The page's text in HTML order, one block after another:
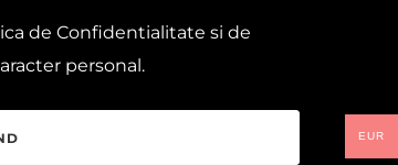
de Confidentialitate si de
personal.
EUR